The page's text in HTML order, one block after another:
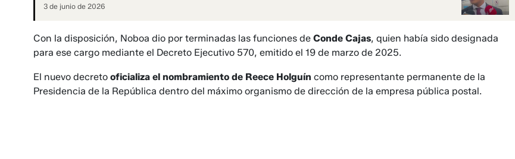
3 de junio de 2026
Con la disposición, Noboa dio por terminadas las funciones de Conde Cajas, quien había sido designada
para ese cargo mediante el Decreto Ejecutivo 570, emitido el 19 de marzo de 2025.
El nuevo decreto oficializa el nombramiento de Reece Holguín como representante permanente de la
Presidencia de la República dentro del máximo organismo de dirección de la empresa pública postal.